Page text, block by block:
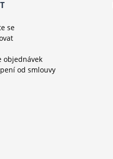
se
objednávek
od smlouvy